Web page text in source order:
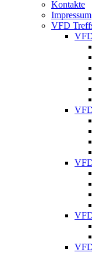
Kontakte
Impressum
VFD